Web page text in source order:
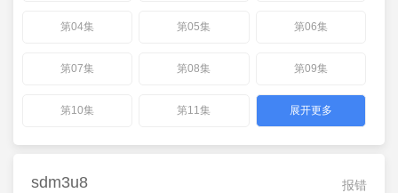
第04集 第05集 第06集
第07集 第08集 第09集
第10集 第11集 展开更多
报错
sdm3u8